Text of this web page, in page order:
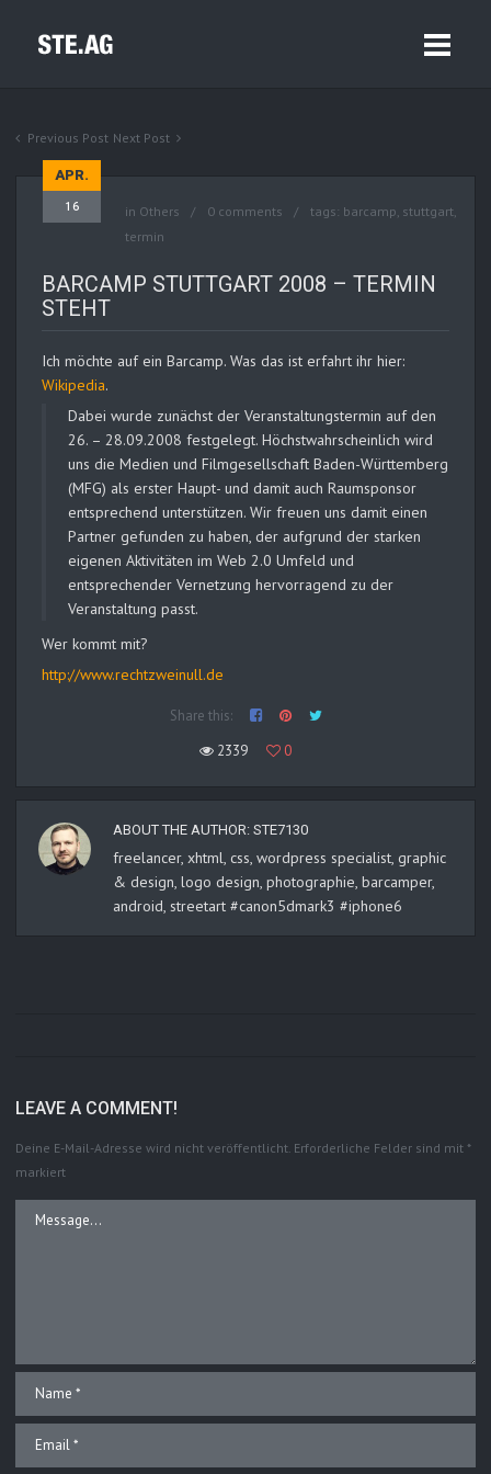
Previous Post Next Post
APR.
16 in Others 0 comments tags: barcamp, stuttgart,
termin
BARCAMP STUTTGART 2008 – TERMIN
STEHT
Ich möchte auf ein Barcamp. Was das ist erfahrt ihr hier:
Wikipedia.
Dabei wurde zunächst der Veranstaltungstermin auf den
26. – 28.09.2008 festgelegt. Höchstwahrscheinlich wird
uns die Medien und Filmgesellschaft Baden-Württemberg
(MFG) als erster Haupt- und damit auch Raumsponsor
entsprechend unterstützen. Wir freuen uns damit einen
Partner gefunden zu haben, der aufgrund der starken
eigenen Aktivitäten im Web 2.0 Umfeld und
entsprechender Vernetzung hervorragend zu der
Veranstaltung passt.
Wer kommt mit?
http://www.rechtzweinull.de
Share this:
2339
0
ABOUT THE AUTHOR: STE7130
freelancer, xhtml, css, wordpress specialist, graphic
& design, logo design, photographie, barcamper,
android, streetart #canon5dmark3 #iphone6
LEAVE A COMMENT!
Deine E-Mail-Adresse wird nicht veröffentlicht. Erforderliche Felder sind mit *
markiert